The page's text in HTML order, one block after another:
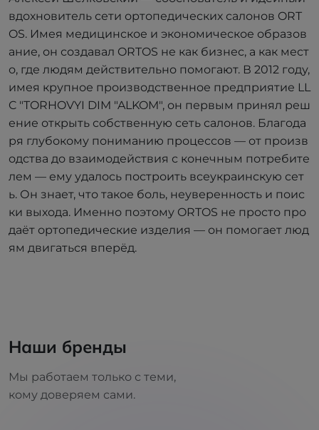
вдохновитель сети ортопедических салонов ORT
OS. Имея медицинское и экономическое образов
ание, он создавал ORTOS не как бизнес, а как мест
о, где людям действительно помогают. В 2012 году,
имея крупное производственное предприятие LL
C "TORHOVYI DIM "ALKOM", он первым принял реш
ение открыть собственную сеть салонов. Благода
ря глубокому пониманию процессов — от произв
одства до взаимодействия с конечным потребите
лем — ему удалось построить всеукраинскую сет
ь. Он знает, что такое боль, неуверенность и поис
ки выхода. Именно поэтому ORTOS не просто про
даёт ортопедические изделия — он помогает люд
ям двигаться вперёд.
Наши бренды
Мы работаем только с теми,
кому доверяем сами.